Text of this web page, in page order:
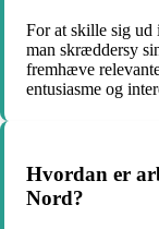
For at skille sig ud
man skræddersy
fremhæve
entusiasme og
Hvordan er
Nord?